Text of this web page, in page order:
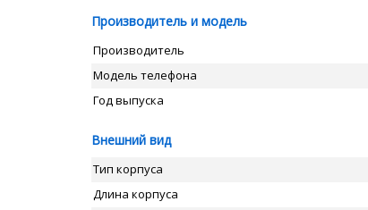
Производитель и модель
Производитель
Модель телефона
Год выпуска
Внешний вид
Тип корпуса
Длина корпуса